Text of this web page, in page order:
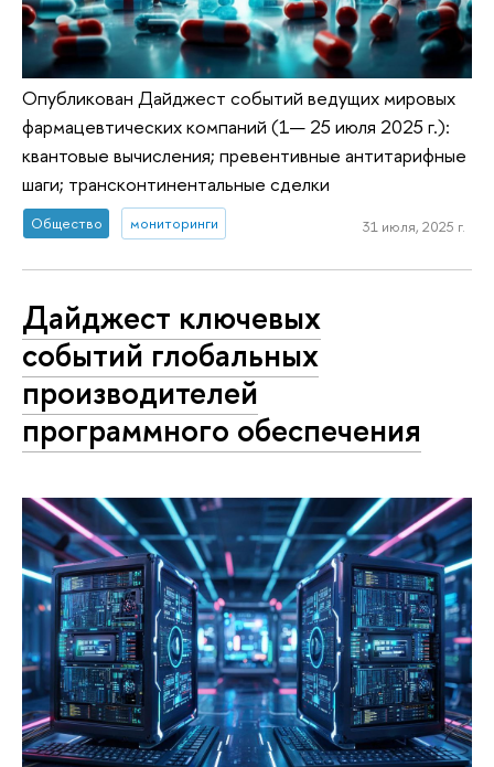
Опубликован Дайджест событий ведущих мировых
фармацевтических компаний (1— 25 июля 2025 г.):
квантовые вычисления; превентивные антитарифные
шаги; трансконтинентальные сделки
Общество мониторинги 31 июля, 2025 г.
Дайджест ключевых
событий глобальных
производителей
программного обеспечения